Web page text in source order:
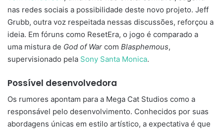
nas redes sociais a possibilidade deste novo projeto. Jeff
Grubb, outra voz respeitada nessas discussões, reforçou a
ideia. Em fóruns como ResetEra, o jogo é comparado a
uma mistura de God of War com Blasphemous,
supervisionado pela Sony Santa Monica.
Possível desenvolvedora
Os rumores apontam para a Mega Cat Studios como a
responsável pelo desenvolvimento. Conhecidos por suas
abordagens únicas em estilo artístico, a expectativa é que